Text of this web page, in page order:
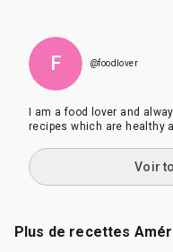
F @foodlover
I am a food lover and
recipes which are healthy
Voir
Plus de recettes